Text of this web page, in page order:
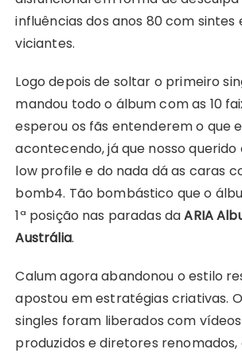
influências dos anos 80 com sintes
viciantes.
Logo depois de soltar o primeiro
mandou todo o álbum com as 10
esperou os fãs entenderem o que
acontecendo, já que nosso
low profile e do nada dá as caras
bomb4. Tão bombástico que o
1ª posição nas paradas daARIA
Austrália.
Calum agora abandonou o estilo
apostou em estratégias criativas.
singles foram liberados com
produzidos e diretores